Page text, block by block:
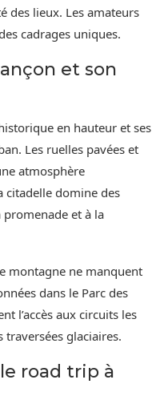
des lieux. Les amateurs
cadrages uniques.
et son
en hauteur et ses
Les ruelles pavées et
atmosphère
citadelle domine des
et à la
montagne ne manquent
dans le Parc des
l’accès aux circuits les
traversées glaciaires.
road trip à